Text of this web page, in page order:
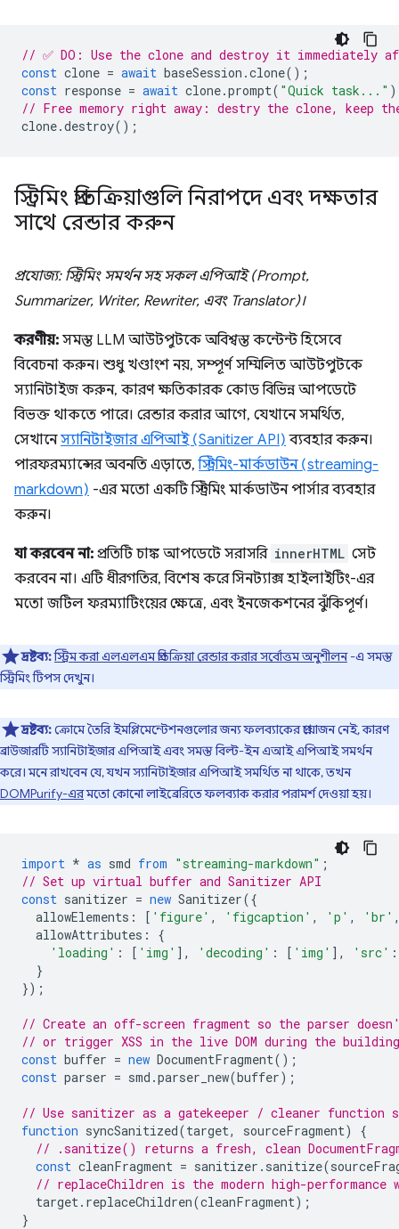
// ✅ DO: Use the clone and destroy it immediately
const clone = await baseSession .clone();
const response = await clone.prompt( "Quick task..."
// Free memory right away: destry the clone, keep the
clone.destroy();
স্ট্রিমিং প্রতিক্রিয়াগুলি নিরাপদে এবং দক্ষতার
সাথে রেন্ডার করুন
প্রযোজ্য: স্ট্রিমিং সমর্থন সহ সকল এপিআই (Prompt,
Summarizer, Writer, Rewriter, এবং Translator)।
করণীয়: সমস্ত LLM আউটপুটকে অবিশ্বস্ত কন্টেন্ট হিসেবে
বিবেচনা করুন। শুধু খণ্ডাংশ নয়, সম্পূর্ণ সম্মিলিত আউটপুটকে
স্যানিটাইজ করুন, কারণ ক্ষতিকারক কোড বিভিন্ন আপডেটে
বিভক্ত থাকতে পারে। রেন্ডার করার আগে, যেখানে সমর্থিত,
সেখানেস্যানিটাইজার এপিআই (Sanitizer API) ব্যবহার করুন।
পারফরম্যান্সের অবনতি এড়াতে,স্ট্রিমিং-মার্কডাউন (streaming-
markdown) -এর মতো একটি স্ট্রিমিং মার্কডাউন পার্সার ব্যবহার
করুন।
যা করবেন না: প্রতিটি চাঙ্ক আপডেটে সরাসরি innerHTML সেট
করবেন না। এটি ধীরগতির, বিশেষ করে সিনট্যাক্স হাইলাইটিং-এর
মতো জটিল ফরম্যাটিংয়ের ক্ষেত্রে, এবং ইনজেকশনের ঝুঁকিপূর্ণ।
দ্রষ্টব্য:স্ট্রিম করা এলএলএম প্রতিক্রিয়া রেন্ডার করার সর্বোত্তম অনুশীলন-এ সমস্ত
স্ট্রিমিং টিপস দেখুন।
দ্রষ্টব্য:ক্রোমে তৈরি ইমপ্লিমেন্টেশনগুলোর জন্য ফলব্যাকের প্রয়োজন নেই, কারণ
ব্রাউজারটি স্যানিটাইজার এপিআই এবং সমস্ত বিল্ট-ইন এআই এপিআই সমর্থন
করে। মনে রাখবেন যে, যখন স্যানিটাইজার এপিআই সমর্থিত না থাকে, তখন
DOMPurify-এরমতো কোনো লাইব্রেরিতে ফলব্যাক করার পরামর্শ দেওয়া হয়।
import * as smd from "streaming-markdown" ;
// Set up virtual buffer and Sanitizer API
const sanitizer = new Sanitizer({
allowElements : [ 'figure' , 'figcaption' , 'p' , 'br'
allowAttributes :
{
'loading' : [ 'img' ], 'decoding' : [ 'img' ], 'src' :
}
});
// Create an off-screen fragment so the parser
// or trigger XSS in the live DOM during the
const buffer = new DocumentFragment();
const parser = smd .parser_new(buffer);
// Use sanitizer as a gatekeeper / cleaner function
function syncSanitized(target, sourceFragment)
{
// .sanitize() returns a fresh, clean
const cleanFragment = sanitizer . sanitize(
// replaceChildren is the modern high-performance
target. replaceChildren(cleanFragment);
}